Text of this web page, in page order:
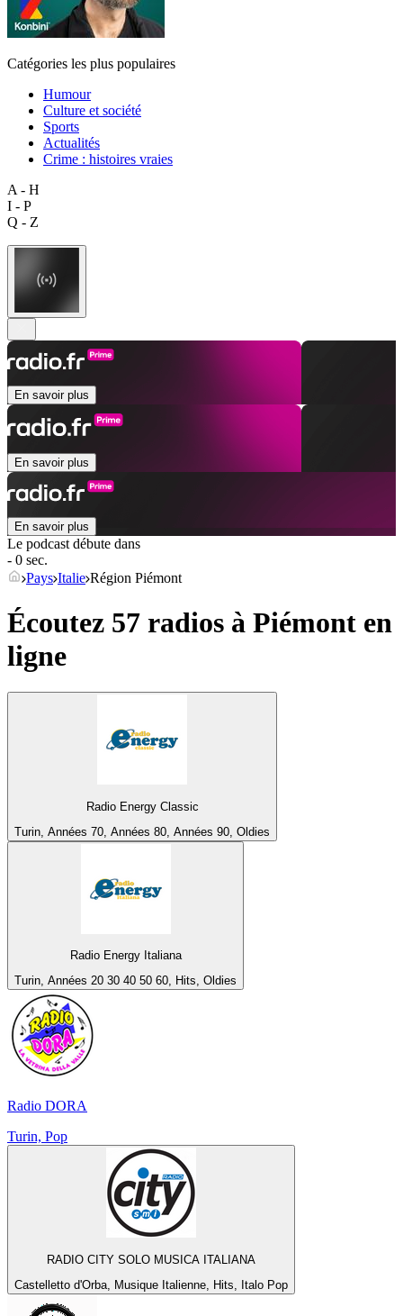
Catégories les plus populaires
Humour
Culture et société
Sports
Actualités
Crime : histoires vraies
A - H
I - P
Q - Z
En savoir plus
En savoir plus
En savoir plus
Le podcast débute dans
- 0 sec.
Pays Italie Région Piémont
Écoutez 57 radios à Piémont en
ligne
Radio Energy Classic
Turin, Années 70, Années 80, Années 90, Oldies
Radio Energy Italiana
Turin, Années 20 30 40 50 60, Hits, Oldies
Radio DORA
Turin, Pop
RADIO CITY SOLO MUSICA ITALIANA
Castelletto d'Orba, Musique Italienne, Hits, Italo Pop